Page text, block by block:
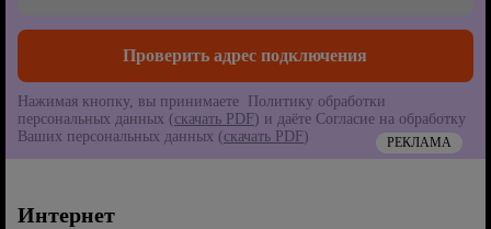
Нажимая кнопку, вы принимаете Политику обработки
персональных данных (скачать PDF) и даёте Согласие на обработку
Ваших персональных данных (скачать PDF) РЕКЛАМА
Интернет